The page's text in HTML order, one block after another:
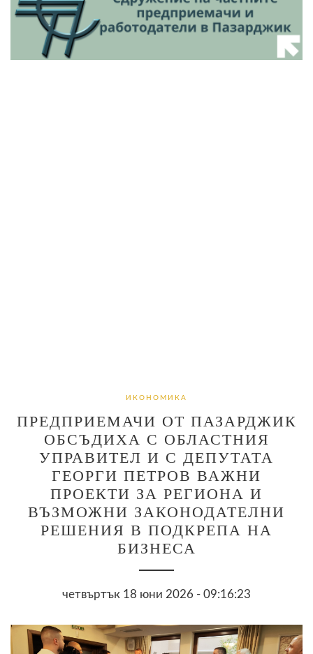
ИКОНОМИКА
ПРЕДПРИЕМАЧИ ОТ ПАЗАРДЖИК
ОБСЪДИХА С ОБЛАСТНИЯ
УПРАВИТЕЛ И С ДЕПУТАТА
ГЕОРГИ ПЕТРОВ ВАЖНИ
ПРОЕКТИ ЗА РЕГИОНА И
ВЪЗМОЖНИ ЗАКОНОДАТЕЛНИ
РЕШЕНИЯ В ПОДКРЕПА НА
БИЗНЕСА
четвъртък 18 юни 2026 - 09:16:23